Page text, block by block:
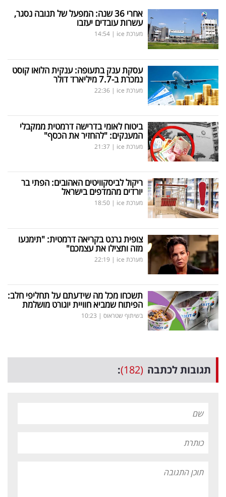
אחרי 36 שנה: המפעל של תנובה נסגר,
עשרות עובדים יעזבו
מערכת ice |
14:54
עסקת ענק בתעופה: ענקית הלואו קוסט
נמכרת ב-7.7 מיליארד דולר
מערכת ice |
22:36
ביטוח לאומי בדרישה דרמטית ממקבלי
המענקים: "להחזיר את הכסף"
מערכת ice |
21:37
ריקול לביסקוויטים האהובים: הפתי בר
יורדים מהמדפים בישראל
מערכת ice |
18:50
צופית גרנט בקריאה דרמטית: "תימנעו
מזה ותצילו את עצמכם"
מערכת ice |
22:19
תשכחו מכל מה שידעתם על תחליפי חלב:
הפיתוח שמביא חוויית יוגורט מושלמת
בשיתוף שטראוס |
10:23
תגובות לכתבה (182)
: